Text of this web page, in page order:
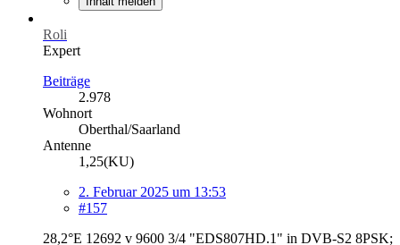
Roli
Expert
Beiträge
2.978
Wohnort
Oberthal/Saarland
Antenne
1,25(KU)
2. Februar 2025 um 13:53
#157
28,2°E 12692 v 9600 3/4 "EDS807HD.1" in DVB-S2 8PSK;